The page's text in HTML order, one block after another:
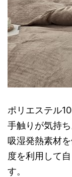
ポリエステル
手触りが気持
吸湿発熱素材
度を利用して
す。